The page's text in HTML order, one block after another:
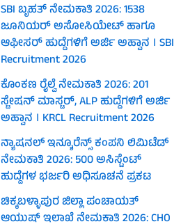
SBI ಬೃಹತ್ ನೇಮಕಾತಿ 2026: 1538
ಜೂನಿಯರ್ ಅಸೋಸಿಯೇಟ್ ಹಾಗೂ
ಆಫೀಸರ್ ಹುದ್ದೆಗಳಿಗೆ ಅರ್ಜಿ ಅಹ್ವಾನ । SBI
Recruitment 2026
ಕೊಂಕಣ ರೈಲ್ವೆ ನೇಮಕಾತಿ 2026: 201
ಸ್ಟೇಷನ್ ಮಾಸ್ಟರ್, ALP ಹುದ್ದೆಗಳಿಗೆ ಅರ್ಜಿ
ಅಹ್ವಾನ । KRCL Recruitment 2026
ನ್ಯಾಷನಲ್ ಇನ್ಶೂರೆನ್ಸ್ ಕಂಪನಿ ಲಿಮಿಟೆಡ್
ನೇಮಕಾತಿ 2026: 500 ಅಸಿಸ್ಟೆಂಟ್
ಹುದ್ದೆಗಳ ಭರ್ಜರಿ ಅಧಿಸೂಚನೆ ಪ್ರಕಟ
ಚಿಕ್ಕಬಳ್ಳಾಪುರ ಜಿಲ್ಲಾ ಪಂಚಾಯತ್
ಆಯುಷ್ ಇಲಾಖೆ ನೇಮಕಾತಿ 2026: CHO